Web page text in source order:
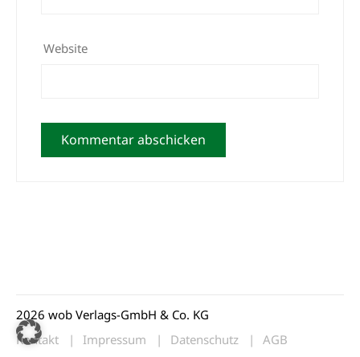
Website
2026 wob Verlags-GmbH & Co. KG
Kontakt
Impressum Datenschutz AGB